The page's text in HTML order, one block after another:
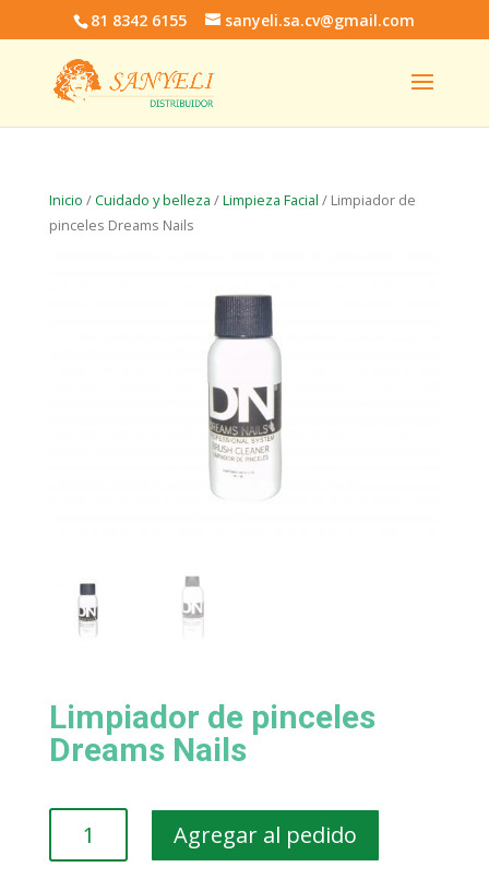
81 8342 6155 sanyeli.sa.cv@gmail.com
Inicio /Cuidado y belleza /Limpieza Facial / Limpiador de
pinceles Dreams Nails
Limpiador de pinceles
Dreams Nails
Agregar al pedido